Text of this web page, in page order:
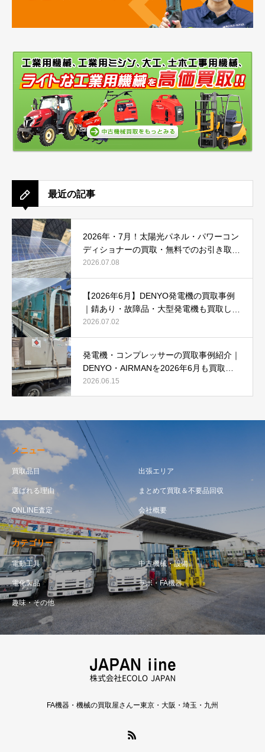
最近の記事
2026年・7月！太陽光パネル・パワーコン
ディショナーの買取・無料でのお引き取り
強化中です(^^♪
2026.07.08
【2026年6月】DENYO発電機の買取事例
｜錆あり・故障品・大型発電機も買取しま
した
2026.07.02
発電機・コンプレッサーの買取事例紹介｜
DENYO・AIRMANを2026年6月も買取強
化中
2026.06.15
メニュー
買取品目 出張エリア
選ばれる理由 まとめて買取＆不要品回収
ONLINE査定 会社概要
カテゴリー
電動工具 中古機械・設備
電化製品 ラボ・FA機器
趣味・その他
FA機器・機械の買取屋さんー東京・大阪・埼玉・九州